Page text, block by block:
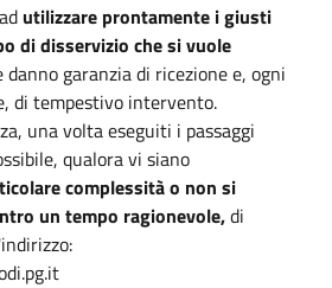
utilizzare prontamente i giusti
di disservizio che si vuole
danno garanzia di ricezione e, ogni
di tempestivo intervento.
una volta eseguiti i passaggi
qualora vi siano
complessità o non si
un tempo ragionevole,di